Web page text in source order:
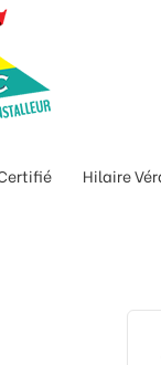
Hilaire